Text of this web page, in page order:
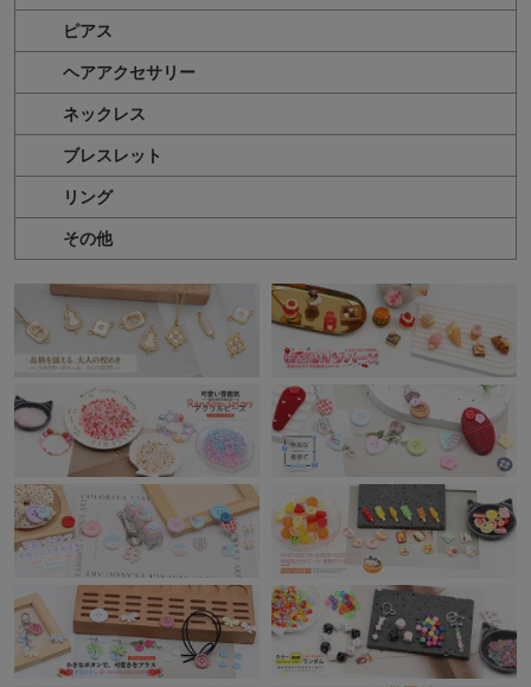
ピアス
ヘアアクセサリー
ネックレス
ブレスレット
リング
その他